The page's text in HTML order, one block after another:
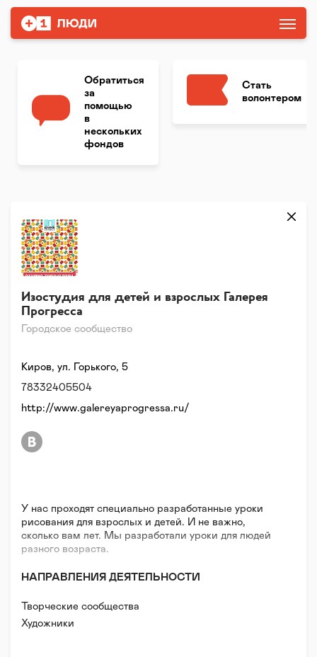
Обратиться
за
помощью
в
нескольких
фондов
Стать
волонтером
Городское сообщество
Изостудия для детей и взрослых Галерея
Прогресса
У нас проходят специально разработанные уроки
рисования для взрослых и детей. И не важно,
сколько вам лет. Мы разработали уроки для людей
разного возраста.
НАПРАВЛЕНИЯ ДЕЯТЕЛЬНОСТИ
Творческие сообщества
Художники
Киров, ул. Горького, 5
78332405504
http://www.galereyaprogressa.ru/